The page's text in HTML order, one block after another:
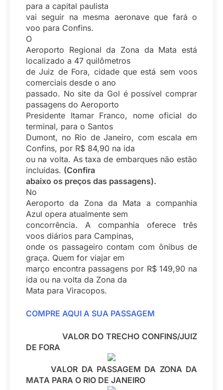
para a capital paulista
vai seguir na mesma aeronave que fará o
voo para Confins.
O
Aeroporto Regional da Zona da Mata está
localizado a 47 quilômetros
de Juiz de Fora, cidade que está sem voos
comerciais desde o ano
passado. No site da Gol é possível comprar
passagens do Aeroporto
Presidente Itamar Franco, nome oficial do
terminal, para o Santos
Dumont, no Rio de Janeiro, com escala em
Confins, por R$ 84,90 na ida
ou na volta. As taxa de embarques não estão
incluídas. (Confira
abaixo os preços das passagens).
No
Aeroporto da Zona da Mata a companhia
Azul opera atualmente sem
concorrência. A companhia oferece três
voos diários para Campinas,
onde os passageiro contam com ônibus de
graça. Quem for viajar em
março encontra passagens por R$ 149,90 na
ida ou na volta da Zona da
Mata para Viracopos.
COMPRE AQUI A SUA PASSAGEM
VALOR DOTRECHO CONFINS/JUIZ
DE FORA
VALOR DA PASSAGEM DA ZONA DA
MATA PARA O RIO DE JANEIRO